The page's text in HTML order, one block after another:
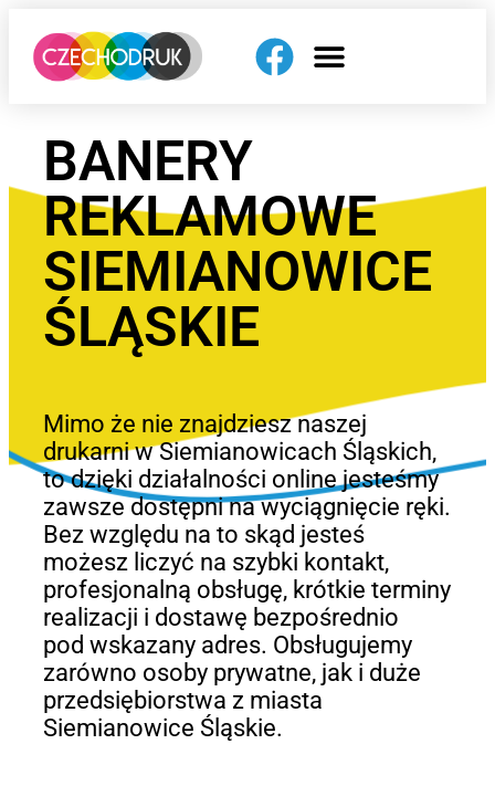
BANERY
REKLAMOWE
SIEMIANOWICE
ŚLĄSKIE
Mimo że nie znajdziesz naszej
drukarni w Siemianowicach Śląskich,
to dzięki działalności online jesteśmy
zawsze dostępni na wyciągnięcie ręki.
Bez względu na to skąd jesteś
możesz liczyć na szybki kontakt,
profesjonalną obsługę, krótkie terminy
realizacji i dostawę bezpośrednio
pod wskazany adres. Obsługujemy
zarówno osoby prywatne, jak i duże
przedsiębiorstwa z miasta
Siemianowice Śląskie.